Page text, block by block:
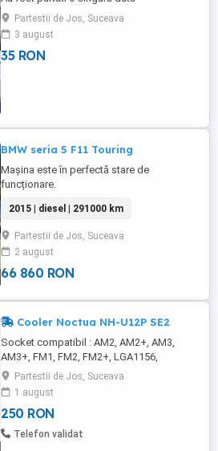
Partestii de Jos, Suceava
3 august
35 RON
BMW seria 5 F11 Touring
Mașina este în perfectă stare de
funcționare.
2015 | diesel | 291000 km
Partestii de Jos, Suceava
2 august
66 860 RON
Cooler Noctua NH-U12P SE2
Socket compatibil : AM2, AM2+, AM3,
AM3+, FM1, FM2, FM2+, LGA1156,
LGA1155, LGA1150, LGA1151, LGA1200,
LGA1366 2x NF-P12 premium fan Total
height : 158 mm
Partestii de Jos, Suceava
1 august
250 RON
Telefon validat